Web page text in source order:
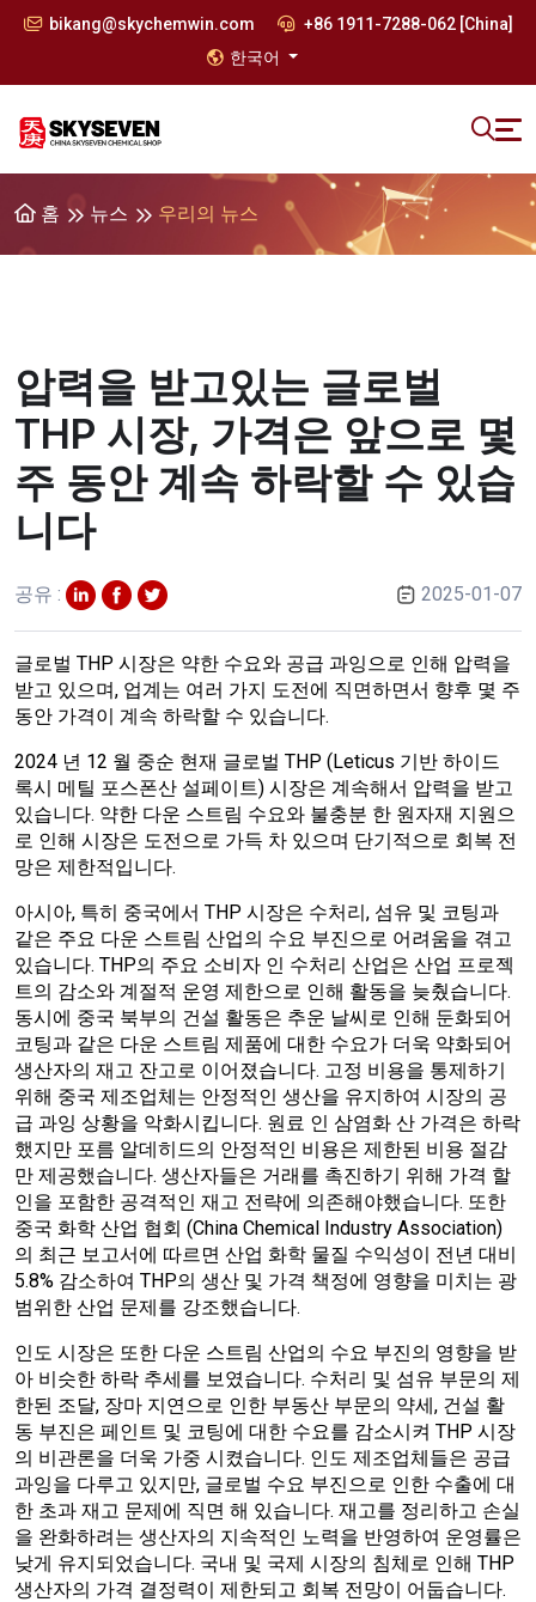
bikang@skychemwin.com
+86 1911-7288-062 [China]
한국어
홈 뉴스 우리의 뉴스
압력을 받고있는 글로벌
THP 시장, 가격은 앞으로 몇
주 동안 계속 하락할 수 있습
니다
공유 : 2025-01-07
글로벌 THP 시장은 약한 수요와 공급 과잉으로 인해 압력을
받고 있으며, 업계는 여러 가지 도전에 직면하면서 향후 몇 주
동안 가격이 계속 하락할 수 있습니다.
2024 년 12 월 중순 현재 글로벌 THP (Leticus 기반 하이드
록시 메틸 포스폰산 설페이트) 시장은 계속해서 압력을 받고
있습니다. 약한 다운 스트림 수요와 불충분 한 원자재 지원으
로 인해 시장은 도전으로 가득 차 있으며 단기적으로 회복 전
망은 제한적입니다.
아시아, 특히 중국에서 THP 시장은 수처리, 섬유 및 코팅과
같은 주요 다운 스트림 산업의 수요 부진으로 어려움을 겪고
있습니다. THP의 주요 소비자 인 수처리 산업은 산업 프로젝
트의 감소와 계절적 운영 제한으로 인해 활동을 늦췄습니다.
동시에 중국 북부의 건설 활동은 추운 날씨로 인해 둔화되어
코팅과 같은 다운 스트림 제품에 대한 수요가 더욱 약화되어
생산자의 재고 잔고로 이어졌습니다. 고정 비용을 통제하기
위해 중국 제조업체는 안정적인 생산을 유지하여 시장의 공
급 과잉 상황을 악화시킵니다. 원료 인 삼염화 산 가격은 하락
했지만 포름 알데히드의 안정적인 비용은 제한된 비용 절감
만 제공했습니다. 생산자들은 거래를 촉진하기 위해 가격 할
인을 포함한 공격적인 재고 전략에 의존해야했습니다. 또한
중국 화학 산업 협회 (China Chemical Industry Association)
의 최근 보고서에 따르면 산업 화학 물질 수익성이 전년 대비
5.8% 감소하여 THP의 생산 및 가격 책정에 영향을 미치는 광
범위한 산업 문제를 강조했습니다.
인도 시장은 또한 다운 스트림 산업의 수요 부진의 영향을 받
아 비슷한 하락 추세를 보였습니다. 수처리 및 섬유 부문의 제
한된 조달, 장마 지연으로 인한 부동산 부문의 약세, 건설 활
동 부진은 페인트 및 코팅에 대한 수요를 감소시켜 THP 시장
의 비관론을 더욱 가중 시켰습니다. 인도 제조업체들은 공급
과잉을 다루고 있지만, 글로벌 수요 부진으로 인한 수출에 대
한 초과 재고 문제에 직면 해 있습니다. 재고를 정리하고 손실
을 완화하려는 생산자의 지속적인 노력을 반영하여 운영률은
낮게 유지되었습니다. 국내 및 국제 시장의 침체로 인해 THP
생산자의 가격 결정력이 제한되고 회복 전망이 어둡습니다.